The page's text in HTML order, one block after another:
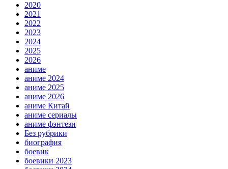
2020
2021
2022
2023
2024
2025
2026
аниме
аниме 2024
аниме 2025
аниме 2026
аниме Китай
аниме сериалы
аниме фэнтези
Без рубрики
биография
боевик
боевики 2023